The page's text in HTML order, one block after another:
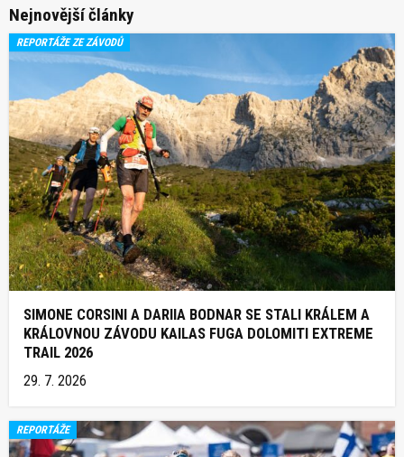
Nejnovější články
REPORTÁŽE ZE ZÁVODŮ
SIMONE CORSINI A DARIIA BODNAR SE STALI KRÁLEM A
KRÁLOVNOU ZÁVODU KAILAS FUGA DOLOMITI EXTREME
TRAIL 2026
29. 7. 2026
REPORTÁŽE